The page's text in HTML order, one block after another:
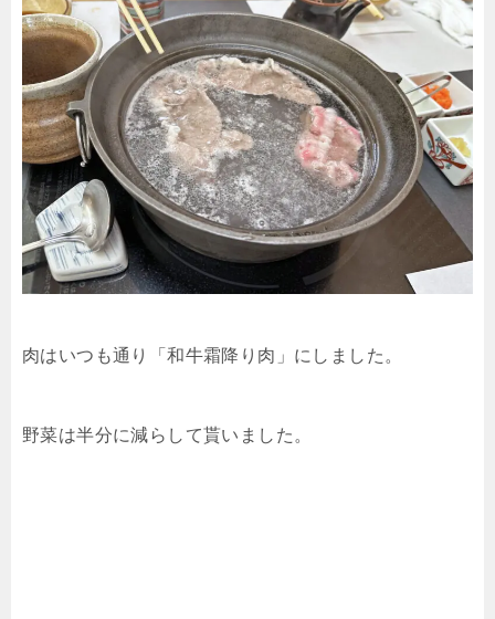
肉はいつも通り「和牛霜降り肉」にしました。
野菜は半分に減らして貰いました。